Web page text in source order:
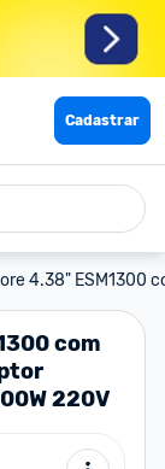
Cadastrar
4.38" ESM1300
com
220V